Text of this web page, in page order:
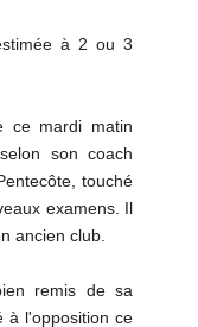
à 2 ou 3
ce mardi matin
son coach
touché
examens. Il
ancien club.
remis de sa
à l'opposition ce